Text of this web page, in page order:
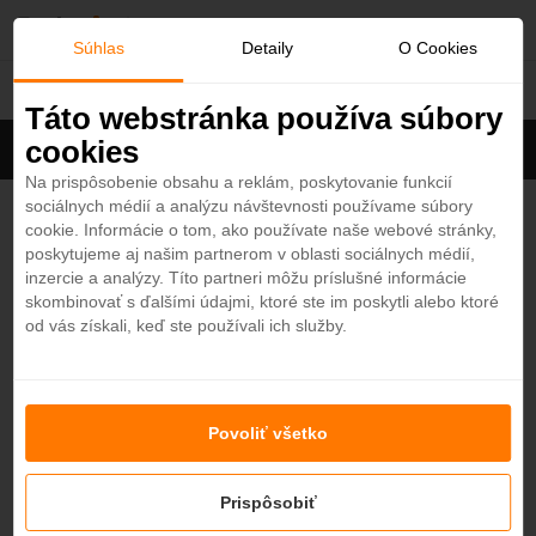
ú
Emiráty
Filter
Zobrazených 1zo 190 hotelov Zobraziť všetky
Sheraton Sharjah Beach Resort & Spa 5*
4,2
Sharjah - Plážový hotel
Nenašli ste hotel podľa svojich predstáv?
Zobraziť hotely
Súhlas Detaily O Cookies
Táto webstránka používa súbory
cookies
Na prispôsobenie obsahu a reklám, poskytovanie funkcií
sociálnych médií a analýzu návštevnosti používame súbory
cookie. Informácie o tom, ako používate naše webové stránky,
poskytujeme aj našim partnerom v oblasti sociálnych médií,
inzercie a analýzy. Títo partneri môžu príslušné informácie
skombinovať s ďalšími údajmi, ktoré ste im poskytli alebo ktoré
od vás získali, keď ste používali ich služby.
Prispôsobiť
Povoliť všetko